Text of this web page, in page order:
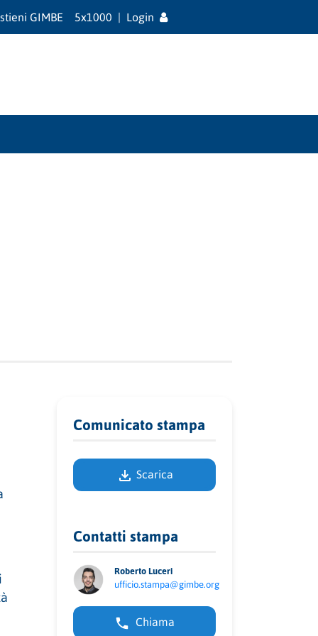
GIMBE 5x1000 | Login
Comunicato stampa
Scarica
Contatti stampa
Roberto Luceri
ufficio.stampa@gimbe.org
Chiama